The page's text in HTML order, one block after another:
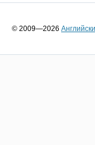
© 2009—2026